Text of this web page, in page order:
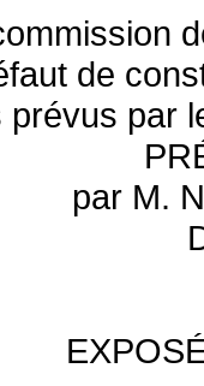
de
prévus par
par M.